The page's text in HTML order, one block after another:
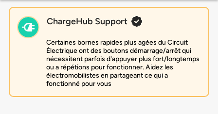
ChargeHub Support
Certaines bornes rapides plus agées du Circuit
Électrique ont des boutons démarrage/arrêt qui
nécessitent parfois d'appuyer plus fort/longtemps
ou a répétions pour fonctionner. Aidez les
électromobilistes en partageant ce qui a
fonctionné pour vous